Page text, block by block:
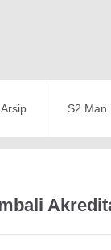
Arsip S2 Man